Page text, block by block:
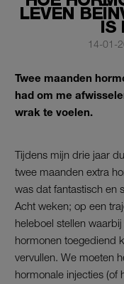
LEVEN
IS
14-01-
Twee maanden
had om me
wrak te voelen.
Tijdens mijn drie jaar
twee maanden extra
was dat fantastisch en
Acht weken; op een
heleboel stellen
hormonen toegediend
vervullen. We moeten
hormonale injecties (of